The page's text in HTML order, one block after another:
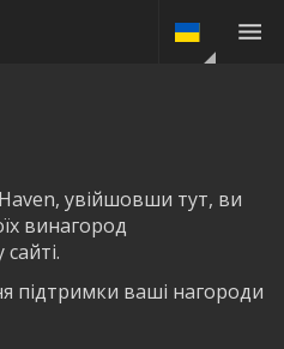
увійшовши тут, ви
винагород
підтримки ваші нагороди